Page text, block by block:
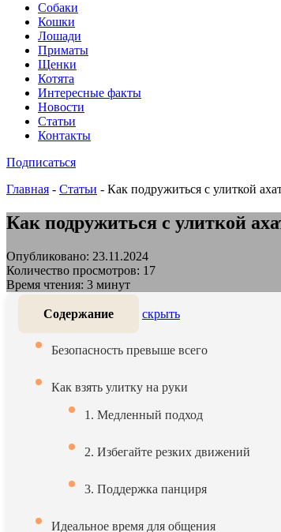
Собаки
Кошки
Лошади
Приматы
Щенки
Котята
Интересные факты
Новости
Статьи
Контакты
Подписаться
Главная - Статьи - Как подружиться с улиткой
Как подружиться с улиткой
Опубликовано: 23.11.2024
Количество просмотров: 17
Время чтения: 3 минут
Содержание скрыть
Безопасность превыше всего
Как взять улитку на руки
1. Медленный подход
2. Избегайте резких движений
3. Поддержка панциря
Идеальное время для общения